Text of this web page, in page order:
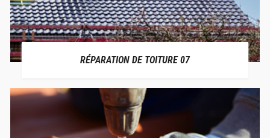
RÉPARATION DE TOITURE 07